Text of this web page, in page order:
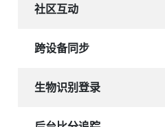
社区互动
跨设备同步
生物识别登录